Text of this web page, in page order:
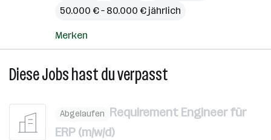
50.000 € – 80.000 € jährlich
Merken
Diese Jobs hast du verpasst
Abgelaufen Requirement Engineer für
ERP (m/w/d)